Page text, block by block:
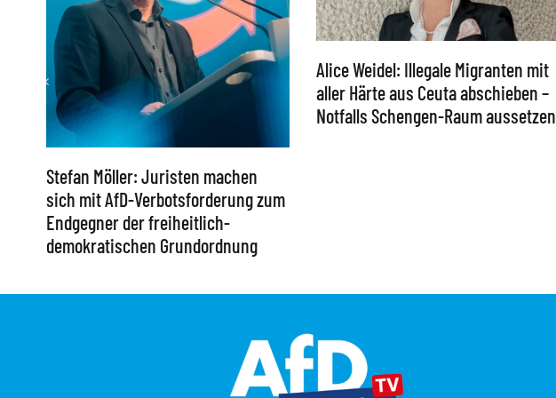
Stefan Möller: Juristen machen
sich mit AfD-Verbotsforderung zum
Endgegner der freiheitlich-
demokratischen Grundordnung
Alice Weidel: Illegale Migranten mit
aller Härte aus Ceuta abschieben –
Notfalls Schengen-Raum aussetzen